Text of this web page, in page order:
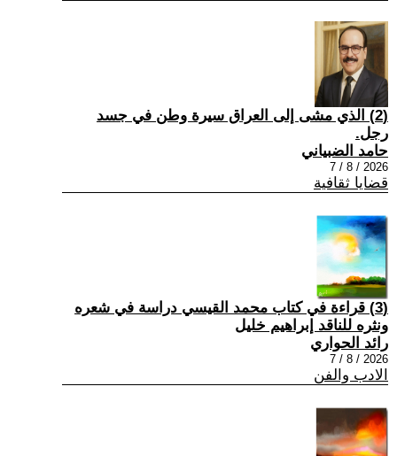
(2) الذي مشى إلى العراق سيرة وطن في جسد
رجل.
حامد الضبياني
2026 / 8 / 7
قضايا ثقافية
(3) قراءة في كتاب محمد القيسي دراسة في شعره
ونثره للناقد إبراهيم خليل
رائد الحواري
2026 / 8 / 7
الادب والفن